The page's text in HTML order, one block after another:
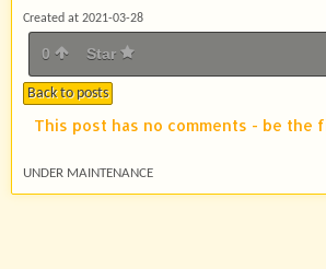
Created at 2021-03-28
0 Star
Back to posts
This post has no comments - be the
UNDER MAINTENANCE